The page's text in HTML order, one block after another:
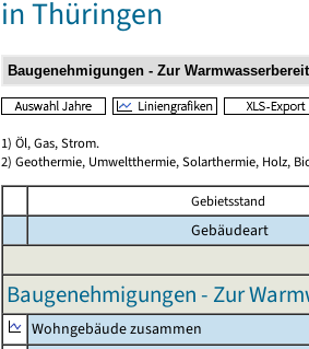
in Thüringen
1) Öl, Gas, Strom.
2) Geothermie, Umweltthermie, Solarthermie, Holz,
Gebietsstand
Gebäudeart
Baugenehmigungen - Zur
Wohngebäude zusammen